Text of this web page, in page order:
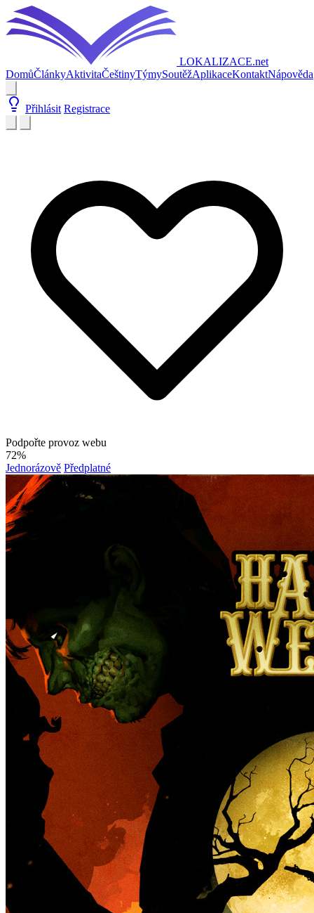
LOKALIZACE.net
DomůČlánkyAktivitaČeštinyTýmySoutěžAplikaceKontaktNápověda
Přihlásit Registrace
Podpořte provoz webu
72%
Jednorázově Předplatné